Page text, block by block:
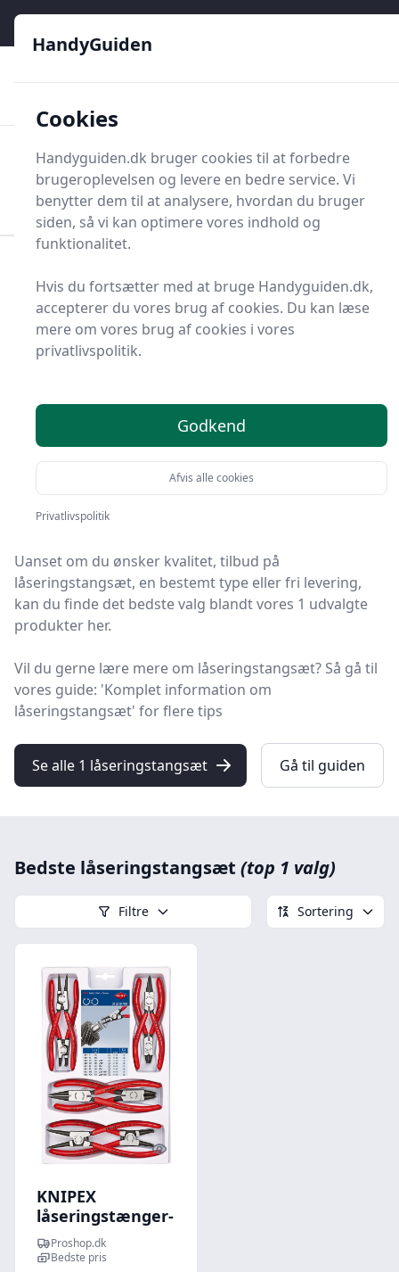
HandyGuiden
Søg nu
Søg nu
Diverse værktøj
Diverse værktøj og tilbehør
Låseringstangsæt
Bedste
valg
Velkommen til HandyGuiden – her finder du de bedste
låseringstangsæt på markedet. Vi har nøje udvalgt 1
produkter, så du er sikret kvalitet.
Uanset om du ønsker kvalitet, tilbud på
låseringstangsæt, en bestemt type eller fri levering,
kan du finde det bedste valg blandt vores 1 udvalgte
produkter her.
Vil du gerne lære mere om låseringstangsæt? Så gå til
vores guide: 'Komplet information om
låseringstangsæt' for flere tips
Se alle 1 låseringstangsæt Gå til guiden
Bedste låseringstangsæt (top 1 valg)
Filtre Sortering
Quick look
KNIPEX
låseringstænger-
sæt 8 dele
Proshop.dk
Bedste pris
HandyGuiden
Cookies
Handyguiden.dk bruger cookies til at forbedre
brugeroplevelsen og levere en bedre service. Vi
benytter dem til at analysere, hvordan du bruger
siden, så vi kan optimere vores indhold og
funktionalitet.
Hvis du fortsætter med at bruge Handyguiden.dk,
accepterer du vores brug af cookies. Du kan læse
mere om vores brug af cookies i vores
privatlivspolitik.
Godkend
Afvis alle cookies
Privatlivspolitik